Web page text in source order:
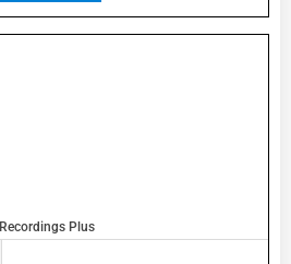
Recordings Plus